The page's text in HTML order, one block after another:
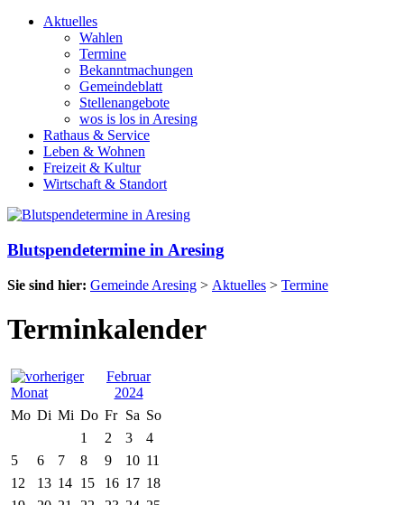
Aktuelles
Wahlen
Termine
Bekanntmachungen
Gemeindeblatt
Stellenangebote
wos is los in Aresing
Rathaus & Service
Leben & Wohnen
Freizeit & Kultur
Wirtschaft & Standort
Blutspendetermine in Aresing
Sie sind hier: Gemeinde Aresing > Aktuelles > Termine
Terminkalender
Februar
2024
Mo Di Mi Do Fr Sa So
1
2 3
4
5
6 7 8 9 10 11
12
13 14 15 16 17 18